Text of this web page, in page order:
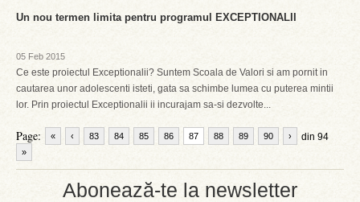
Abonează-te la newsletter
Un nou termen limita pentru programul EXCEPTIONALII
05 Feb 2015
Ce este proiectul Exceptionalii? Suntem Scoala de Valori si am pornit in
cautarea unor adolescenti isteti, gata sa schimbe lumea cu puterea mintii
lor. Prin proiectul Exceptionalii ii incurajam sa-si dezvolte...
Page: « ‹ 83 84 85 86 87 88 89 90 din 94
›
»